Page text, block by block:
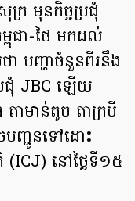
ក្រ មុន​កិច្ច​ប្រជុំ​
ពុជា-ថៃ មក​ដល់
បញ្ហា​ចំនួនពីរ​នឹង​
រជុំ JBC ឡើយ
តាមាន់តូច តាក្របី
ញ្ជូន​ទៅ​ដោះ​
(ICJ) នៅថ្ងៃទី១៥